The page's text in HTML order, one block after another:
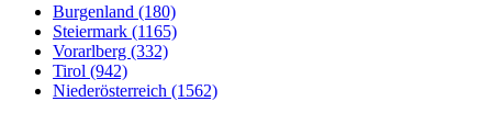
Burgenland (180)
Steiermark (1165)
Vorarlberg (332)
Tirol (942)
Niederösterreich (1562)